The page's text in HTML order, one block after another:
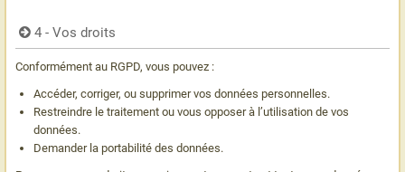
4 - Vos droits
Conformément au RGPD, vous pouvez :
Accéder, corriger, ou supprimer vos données personnelles.
Restreindre le traitement ou vous opposer à l’utilisation de vos
données.
Demander la portabilité des données.